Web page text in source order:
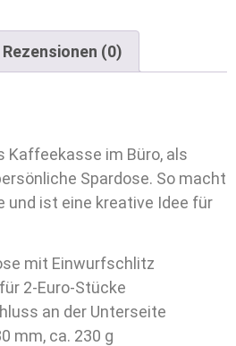
Rezensionen (0)
Kaffeekasse im Büro, als
Spardose. So macht
und ist eine kreative Idee für
mit Einwurfschlitz
2-Euro-Stücke
an der Unterseite
mm, ca. 230 g